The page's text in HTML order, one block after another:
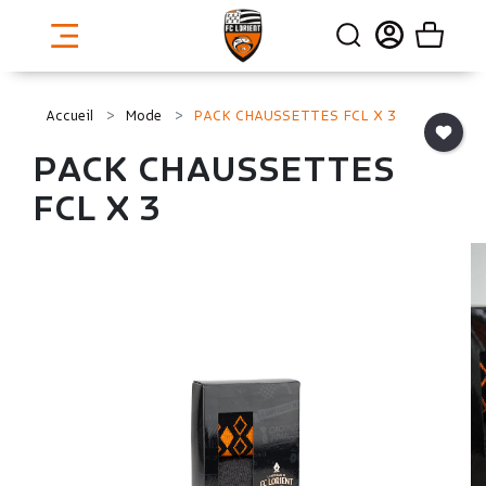
Accueil Mode PACK CHAUSSETTES FCL X 3
PACK CHAUSSETTES
FCL X 3